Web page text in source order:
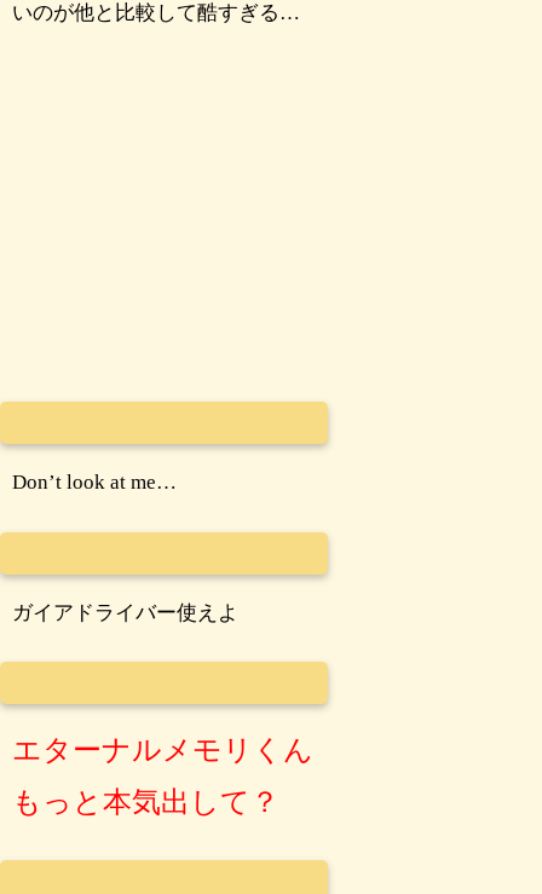
いのが他と比較して酷すぎる…
Don’t look at me…
ガイアドライバー使えよ
エターナルメモリくん
もっと本気出して？